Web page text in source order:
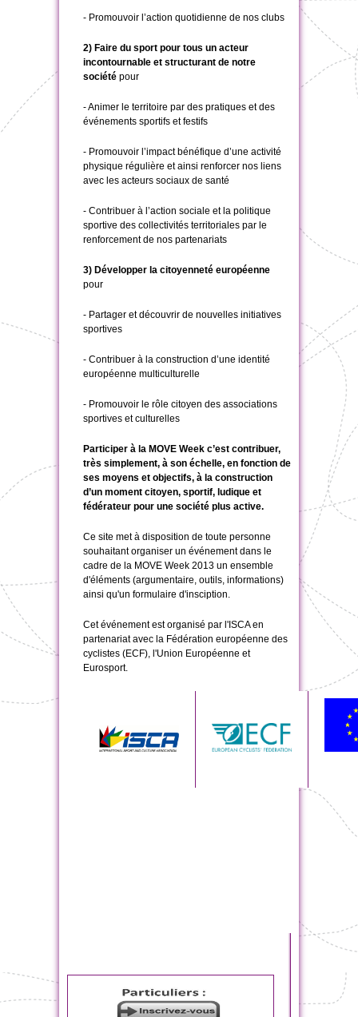
- Promouvoir l’action quotidienne de nos clubs
2) Faire du sport pour tous un acteur
incontournable et structurant de notre
société pour
- Animer le territoire par des pratiques et des
événements sportifs et festifs
- Promouvoir l’impact bénéfique d’une activité
physique régulière et ainsi renforcer nos liens
avec les acteurs sociaux de santé
- Contribuer à l’action sociale et la politique
sportive des collectivités territoriales par le
renforcement de nos partenariats
3) Développer la citoyenneté européenne
pour
- Partager et découvrir de nouvelles initiatives
sportives
- Contribuer à la construction d’une identité
européenne multiculturelle
- Promouvoir le rôle citoyen des associations
sportives et culturelles
Participer à la MOVE Week c’est contribuer,
très simplement, à son échelle, en fonction de
ses moyens et objectifs, à la construction
d’un moment citoyen, sportif, ludique et
fédérateur pour une société plus active.
Ce site met à disposition de toute personne
souhaitant organiser un événement dans le
cadre de la MOVE Week 2013 un ensemble
d'éléments (argumentaire, outils, informations)
ainsi qu'un formulaire d'insciption.
Cet événement est organisé par l'ISCA en
partenariat avec la Fédération européenne des
cyclistes (ECF), l'Union Européenne et
Eurosport.